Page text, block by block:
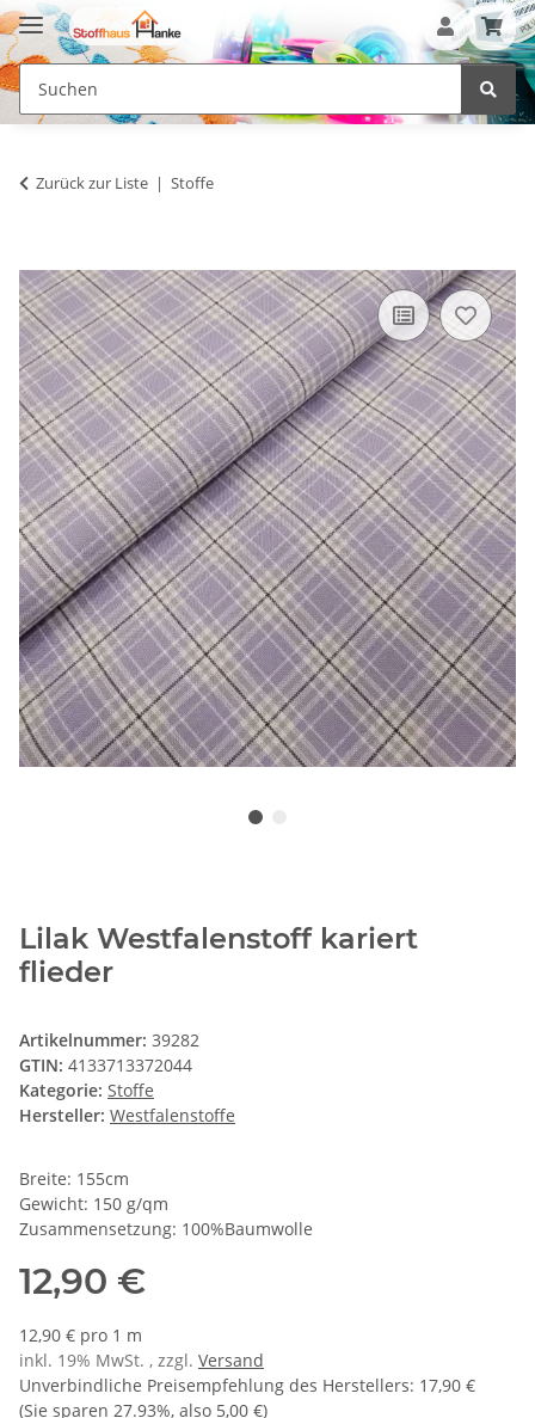
Zurück zur Liste Stoffe
Lilak Westfalenstoff kariert
flieder
Artikelnummer: 39282
GTIN: 4133713372044
Kategorie: Stoffe
Hersteller: Westfalenstoffe
Breite: 155cm
Gewicht: 150 g/qm
Zusammensetzung: 100%Baumwolle
12,90 €
12,90 € pro 1 m
inkl. 19% MwSt. , zzgl. Versand
Unverbindliche Preisempfehlung des Herstellers: 17,90 €
(Sie sparen 27.93%, also 5,00 €)